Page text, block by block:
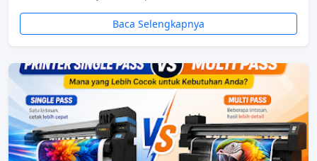
Baca Selengkapnya